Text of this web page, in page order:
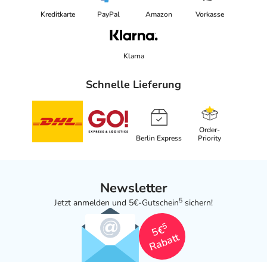
Kreditkarte PayPal Amazon Vorkasse
Klarna
Schnelle Lieferung
Berlin Express
Order-
Priority
Newsletter
Jetzt anmelden und 5€-Gutschein5 sichern!
5€
5
Rabatt